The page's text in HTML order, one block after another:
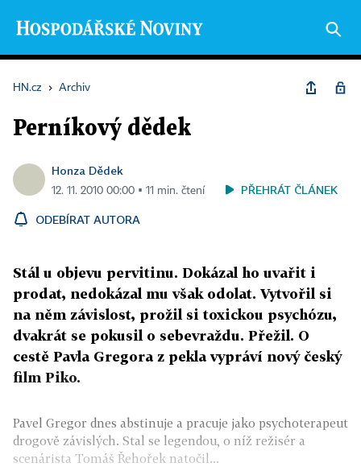
HN.cz › Archiv
Perníkový dědek
Honza Dědek
12. 11. 2010 00:00 ▪ 11 min. čtení PŘEHRÁT ČLÁNEK
ODEBÍRAT AUTORA
Stál u objevu pervitinu. Dokázal ho uvařit i
prodat, nedokázal mu však odolat. Vytvořil si
na něm závislost, prožil si toxickou psychózu,
dvakrát se pokusil o sebevraždu. Přežil. O
cestě Pavla Gregora z pekla vypráví nový český
film Piko.
Pavel Gregor dnes abstinuje a pracuje jako psychoterapeut
drogově závislých. Stal se legendou, o níž režisér a
scenárista Tomáš Řehořek natočil...